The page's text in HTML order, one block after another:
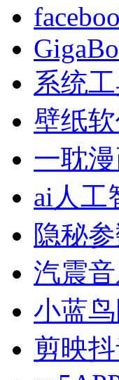
系统
壁纸
一耽
ai人工
隐秘
汽震
小蓝
剪映